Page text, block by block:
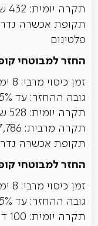
תקרה יומית: 432 ש"ח
פלטינום
החזר למבוטחי
זמן כיסוי מרבי: 8 ימים
גובה ההחזר: עד 85%
תקרה יומית: 528 ש"ח
תקרה מרבית: 7,786 ש"ח
תקופת אכשרה נדרשת: 3 חודשים למבוטחי
החזר למבוטחי
זמן כיסוי מרבי: 8 ימים
גובה ההחזר: עד 75%
תקרה יומית: 100 דולר